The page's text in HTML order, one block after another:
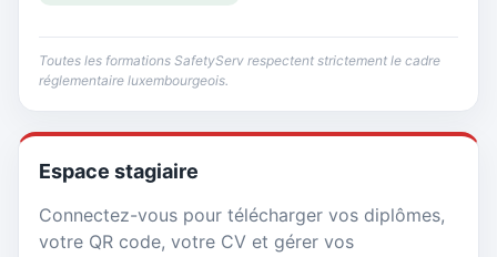
Toutes les formations SafetyServ respectent strictement le cadre
réglementaire luxembourgeois.
Espace stagiaire
Connectez-vous pour télécharger vos diplômes,
votre QR code, votre CV et gérer vos